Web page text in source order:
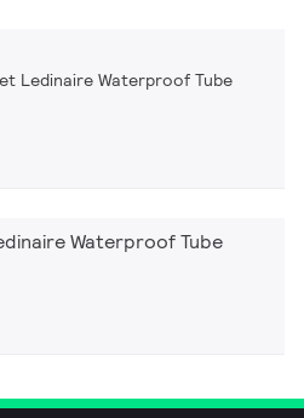
Ledinaire Waterproof Tube
Waterproof Tube